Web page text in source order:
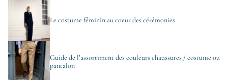
Le costume féminin au coeur des cérémonies
Guide de l’assortiment des couleurs chaussures / costume ou
pantalon